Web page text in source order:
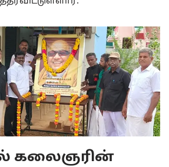
கலைஞரின்